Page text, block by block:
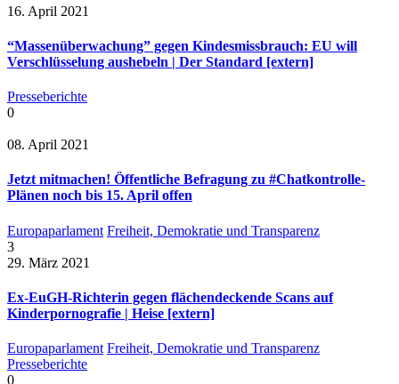
16. April 2021
“Massenüberwachung” gegen Kindesmissbrauch: EU will
Verschlüsselung aushebeln | Der Standard [extern]
Presseberichte
0
08. April 2021
Jetzt mitmachen! Öffentliche Befragung zu #Chatkontrolle-
Plänen noch bis 15. April offen
Europaparlament Freiheit, Demokratie und Transparenz
3
29. März 2021
Ex-EuGH-Richterin gegen flächendeckende Scans auf
Kinderpornografie | Heise [extern]
Europaparlament Freiheit, Demokratie und Transparenz
Presseberichte
0